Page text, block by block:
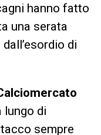
hanno fatto
una serata
di
lungo di
sempre